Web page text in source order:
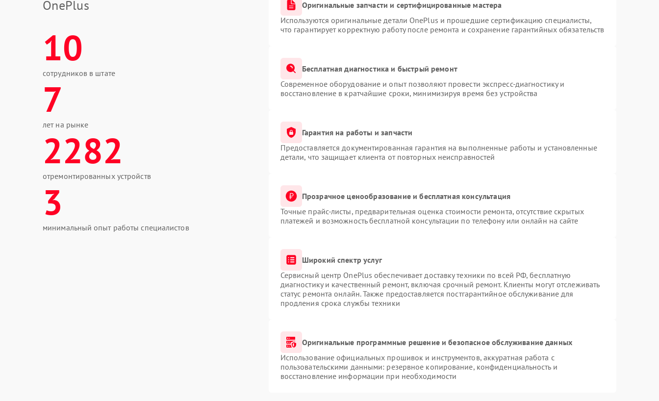
OnePlus
10
сотрудников в штате
7
лет на рынке
2282
отремонтированных устройств
3
минимальный опыт работы специалистов
Оригинальные запчасти и сертифицированные мастера
Используются оригинальные детали OnePlus и прошедшие сертификацию специалисты,
что гарантирует корректную работу после ремонта и сохранение гарантийных обязательств
Бесплатная диагностика и быстрый ремонт
Современное оборудование и опыт позволяют провести экспресс-диагностику и
восстановление в кратчайшие сроки, минимизируя время без устройства
Гарантия на работы и запчасти
Предоставляется документированная гарантия на выполненные работы и установленные
детали, что защищает клиента от повторных неисправностей
Прозрачное ценообразование и бесплатная консультация
Точные прайс-листы, предварительная оценка стоимости ремонта, отсутствие скрытых
платежей и возможность бесплатной консультации по телефону или онлайн на сайте
Широкий спектр услуг
Сервисный центр OnePlus обеспечивает доставку техники по всей РФ, бесплатную
диагностику и качественный ремонт, включая срочный ремонт. Клиенты могут отслеживать
статус ремонта онлайн. Также предоставляется постгарантийное обслуживание для
продления срока службы техники
Оригинальные программные решение и безопасное обслуживание данных
Использование официальных прошивок и инструментов, аккуратная работа с
пользовательскими данными: резервное копирование, конфиденциальность и
восстановление информации при необходимости